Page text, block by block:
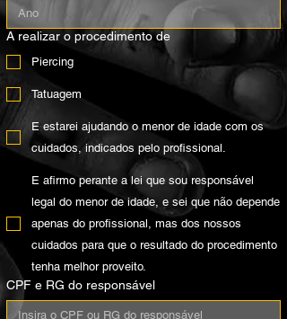
A realizar o procedimento de
Piercing
Tatuagem
E estarei ajudando o menor de idade com os
cuidados, indicados pelo profissional.
E afirmo perante a lei que sou responsável
legal do menor de idade, e sei que não depende
apenas do profissional, mas dos nossos
cuidados para que o resultado do procedimento
tenha melhor proveito.
CPF e RG do responsável